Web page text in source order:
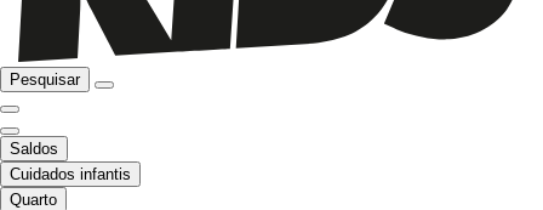
Pesquisar
Saldos
Cuidados infantis
Quarto